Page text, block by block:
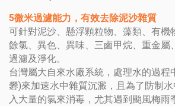
5微米過濾能力，有效去除泥沙雜質
可針對泥沙、懸浮顆粒物、藻類、有機
餘氯、異色、異味、三鹵甲烷、重金屬
過濾及淨化。
台灣屬大自來水廠系統，處理水的過程
礬)來加速水中雜質沉澱，且為了防制
入大量的氯來消毒，尤其遇到颱風梅雨